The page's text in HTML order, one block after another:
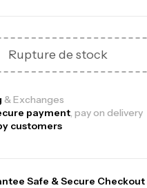
Rupture de stock
& Exchanges
payment, pay on delivery
customers
Safe & Secure Checkout